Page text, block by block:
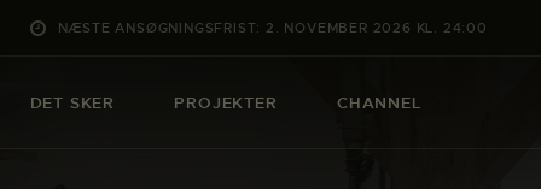
NÆSTE ANSØGNINGSFRIST: 2. NOVEMBER 2026 KL. 24:00
DET SKER PROJEKTER CHANNEL